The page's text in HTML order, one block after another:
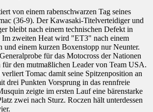
von einem rabenschwarzen Tag seines
(36-9). Der Kawasaki-Titelverteidiger und
bleibt nach einem technischen Defekt in
Im zweiten Heat wird "ET3" nach einem
und einem kurzen Boxenstopp nur Neunter.
für das Motocross der Nationen
den mutmaßlichen Leader von Team USA.
Tomac damit seine Spitzenposition an
drei Punkten Vorsprung in das rennfreie
zeigte im ersten Lauf eine bärenstarke
zwei nach Sturz. Roczen hält unterdessen